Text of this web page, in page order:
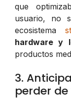
que
usuario, no
ecosistema
hardware y
productos
3.
perder